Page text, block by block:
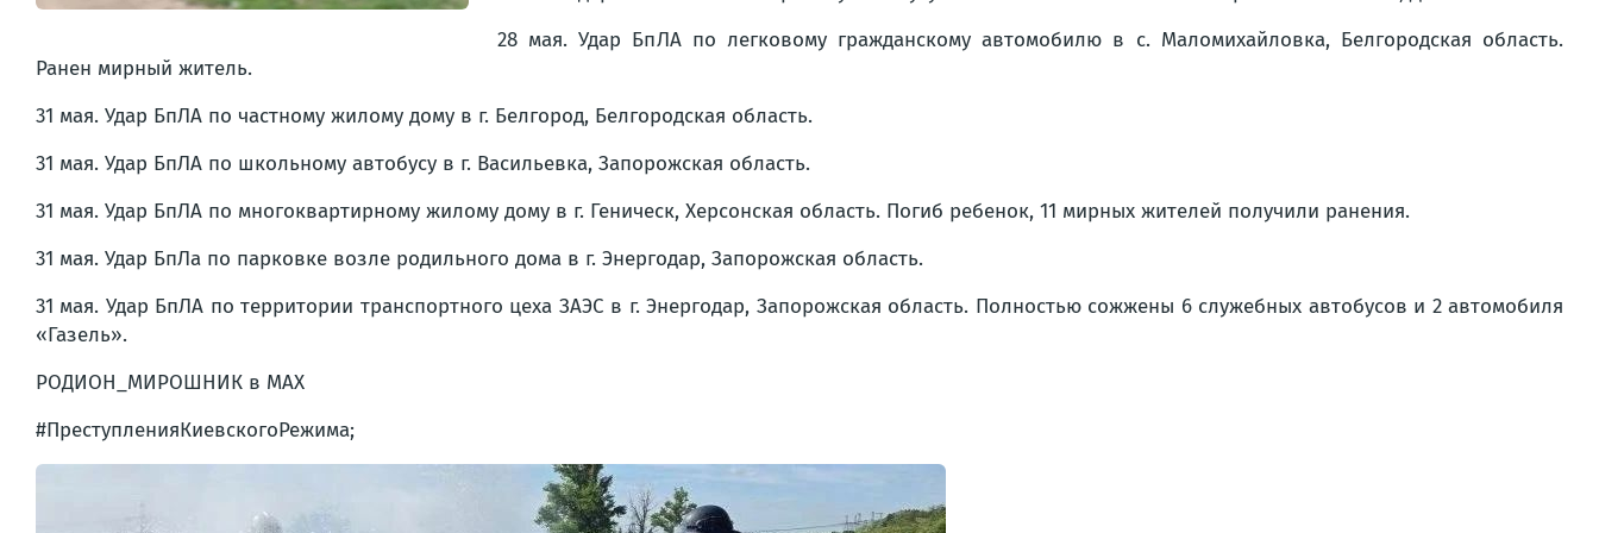
28 мая. Удар БпЛА по легковому гражданскому автомобилю в с. Маломихайловка, Белгородская область.
Ранен мирный житель.
31 мая. Удар БпЛА по частному жилому дому в г. Белгород, Белгородская область.
31 мая. Удар БпЛА по школьному автобусу в г. Васильевка, Запорожская область.
31 мая. Удар БпЛА по многоквартирному жилому дому в г. Геническ, Херсонская область. Погиб ребенок, 11 мирных жителей получили ранения.
31 мая. Удар БпЛа по парковке возле родильного дома в г. Энергодар, Запорожская область.
31 мая. Удар БпЛА по территории транспортного цеха ЗАЭС в г. Энергодар, Запорожская область. Полностью сожжены 6 служебных автобусов и 2 автомобиля
«Газель».
РОДИОН_МИРОШНИК в MAX
#ПреступленияКиевскогоРежима;